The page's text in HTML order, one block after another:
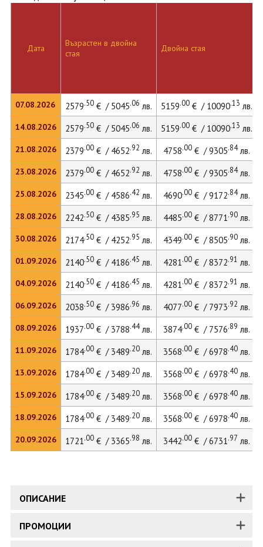
Дата
07.08.2026
14.08.2026
21.08.2026
23.08.2026
25.08.2026
28.08.2026
30.08.2026
01.09.2026
04.09.2026
06.09.2026
08.09.2026
11.09.2026
13.09.2026
15.09.2026
18.09.2026
20.09.2026
Възрастен в двойна
стая
Двойна стая
2579.50€ / 5045.06 лв. 5159.00€ / 10090.13 лв.
2579.50€ / 5045.06 лв. 5159.00€ / 10090.13 лв.
2379.00€ / 4652.92 лв. 4758.00€ / 9305.84лв.
2379.00€ / 4652.92 лв. 4758.00€ / 9305.84лв.
2345.00€ / 4586.42 лв. 4690.00€ / 9172.84лв.
2242.50€ / 4385.95 лв. 4485.00€ / 8771.90лв.
2174.50€ / 4252.95 лв. 4349.00€ / 8505.90лв.
2140.50€ / 4186.45 лв. 4281.00€ / 8372.91 лв.
2140.50€ / 4186.45 лв. 4281.00€ / 8372.91 лв.
2038.50€ / 3986.96 лв. 4077.00€ / 7973.92 лв.
1937.00€ / 3788.44лв. 3874.00€ / 7576.89 лв.
1784.00€ / 3489.20лв. 3568.00€ / 6978.40лв.
1784.00€ / 3489.20лв. 3568.00€ / 6978.40лв.
1784.00€ / 3489.20лв. 3568.00€ / 6978.40лв.
1784.00€ / 3489.20лв. 3568.00€ / 6978.40лв.
1721.00€ / 3365.98 лв. 3442.00€ / 6731.97 лв.
ОПИСАНИЕ
ПРОМОЦИИ